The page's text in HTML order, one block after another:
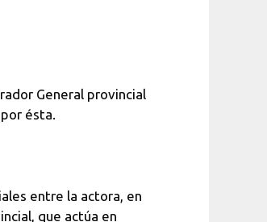
General provincial
ésta.
entre la actora, en
que actúa en